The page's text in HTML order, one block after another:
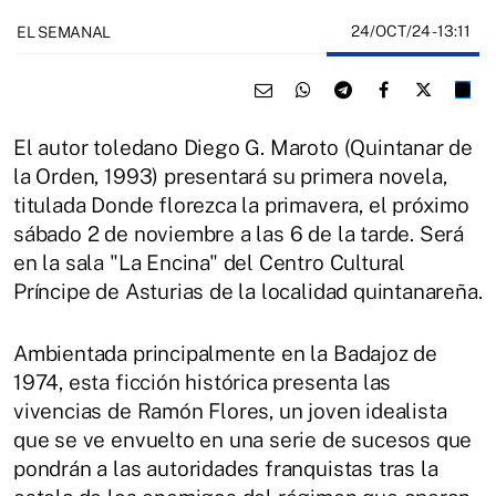
EL SEMANAL 24/OCT/24- 13:11
El autor toledano Diego G. Maroto (Quintanar de
la Orden, 1993) presentará su primera novela,
titulada Donde florezca la primavera, el próximo
sábado 2 de noviembre a las 6 de la tarde. Será
en la sala "La Encina" del Centro Cultural
Príncipe de Asturias de la localidad quintanareña.
Ambientada principalmente en la Badajoz de
1974, esta ficción histórica presenta las
vivencias de Ramón Flores, un joven idealista
que se ve envuelto en una serie de sucesos que
pondrán a las autoridades franquistas tras la